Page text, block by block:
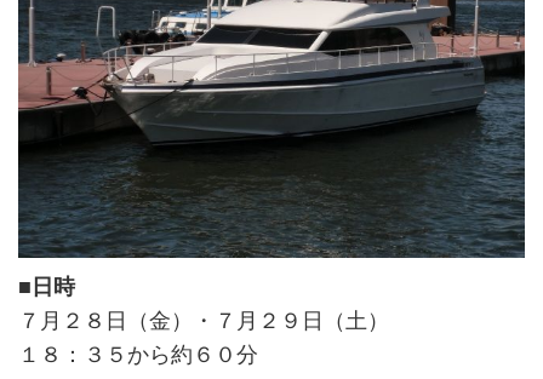
■日時
７月２８日（金）・７月２９日（土）
１８：３５から約６０分